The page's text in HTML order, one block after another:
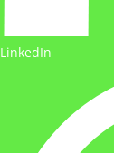
LinkedIn